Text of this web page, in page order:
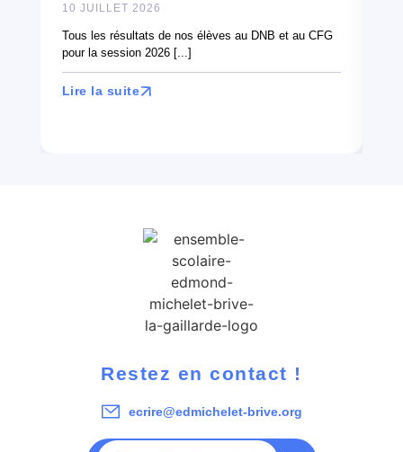
10 JUILLET 2026
Tous les résultats de nos élèves au DNB et au CFG
pour la session 2026 [...]
Lire la suite
Restez en contact !
ecrire@edmichelet-brive.org